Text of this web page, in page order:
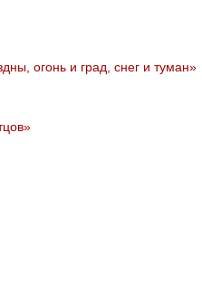
огонь и град, снег и туман»